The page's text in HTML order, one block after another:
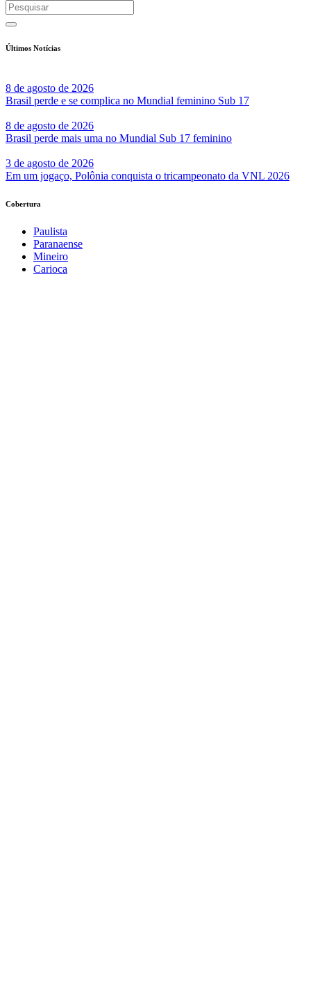
Últimos Notícias
8 de agosto de 2026
Brasil perde e se complica no Mundial feminino Sub 17
8 de agosto de 2026
Brasil perde mais uma no Mundial Sub 17 feminino
3 de agosto de 2026
Em um jogaço, Polônia conquista o tricampeonato da VNL 2026
Cobertura
Paulista
Paranaense
Mineiro
Carioca